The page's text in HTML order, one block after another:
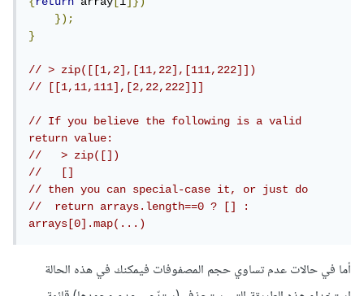
});
}
// > zip([[1,2],[11,22],[111,222]])
// [[1,11,111],[2,22,222]]]
// If you believe the following is a valid
return value:
//   > zip([])
//   []
// then you can special-case it, or just do
//  return arrays.length==0 ? [] :
arrays[0].map(...)
أما في حالات عدم تساوي حجم المصفوفات فيمكنك في هذه الحالة